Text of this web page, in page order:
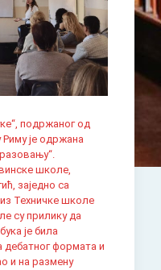
подржаног од
је одржана
школе,
заједно са
Техничке школе
су прилику да
је била
дебатног формата и
и на размену